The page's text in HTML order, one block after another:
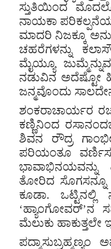
ಸ್ತುತಿಯಿಂದ
ನಾಯಕಾ
ಮಾದರಿ ನಿಜಕ್ಕೂ
ಚಹರೆಗಳನ್ನು
ಮೈಯ್ಯೂ
ನಡುವಿನ ಅದೆಷ್ಟೋ
ಜನ್ಮವೊಂದು
ಶಂಕರಾಚಾರ್ಯರ
ಕಣ್ಣಿನಿಂದ
ಶಿವನ ರೌದ್ರ
ಪರಿಯಂತೂ
ಭಾವಾಭಿನಯವನ್ನು
ತೋರಿದ ಸೊಗಸನ್ನೂ
ಕೂಡಾ.
‘ಹ್ಯಾಂಗೋವರ್’ನ
ಮೆಲುಕು